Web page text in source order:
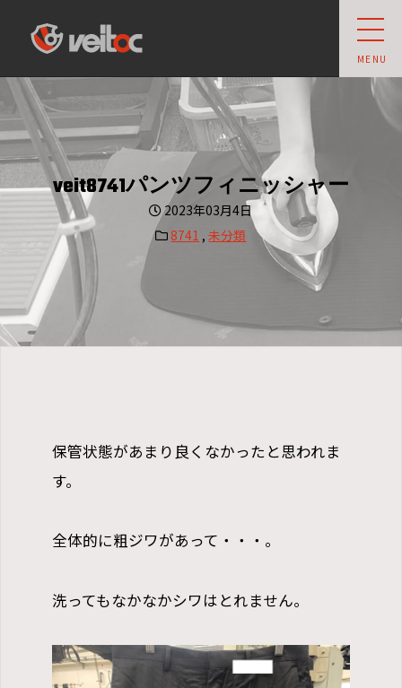
veit owner's club
MENU
veit8741パンツフィニッシャー
2023年03月4日
8741 ,未分類
保管状態があまり良くなかったと思われま
す。
全体的に粗ジワがあって・・・。
洗ってもなかなかシワはとれません。